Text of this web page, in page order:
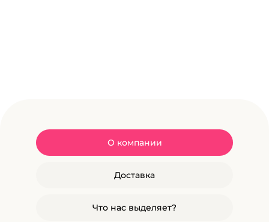
О компании
Доставка
Что нас выделяет?